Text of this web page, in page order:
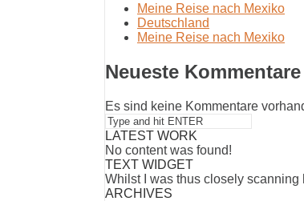
Meine Reise nach Mexiko
Deutschland
Meine Reise nach Mexiko
Neueste Kommentare
Es sind keine Kommentare
LATEST WORK
No content was found!
TEXT WIDGET
Whilst I was thus closely scanning
ARCHIVES